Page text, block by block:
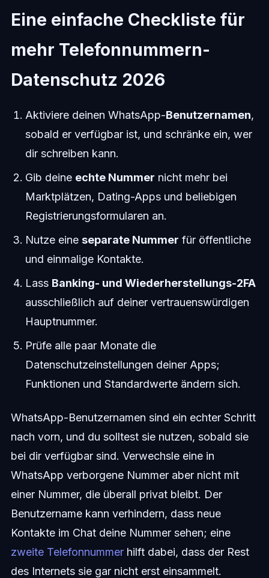
Eine einfache Checkliste für
mehr Telefonnummern-
Datenschutz 2026
Aktiviere deinen WhatsApp-Benutzernamen,
sobald er verfügbar ist, und schränke ein, wer
dir schreiben kann.
Gib deine echte Nummer nicht mehr bei
Marktplätzen, Dating-Apps und beliebigen
Registrierungsformularen an.
Nutze eine separate Nummer für öffentliche
und einmalige Kontakte.
Lass Banking- und Wiederherstellungs-2FA
ausschließlich auf deiner vertrauenswürdigen
Hauptnummer.
Prüfe alle paar Monate die
Datenschutzeinstellungen deiner Apps;
Funktionen und Standardwerte ändern sich.
WhatsApp-Benutzernamen sind ein echter Schritt
nach vorn, und du solltest sie nutzen, sobald sie
bei dir verfügbar sind. Verwechsle eine in
WhatsApp verborgene Nummer aber nicht mit
einer Nummer, die überall privat bleibt. Der
Benutzername kann verhindern, dass neue
Kontakte im Chat deine Nummer sehen; eine
zweite Telefonnummerhilft dabei, dass der Rest
des Internets sie gar nicht erst einsammelt.